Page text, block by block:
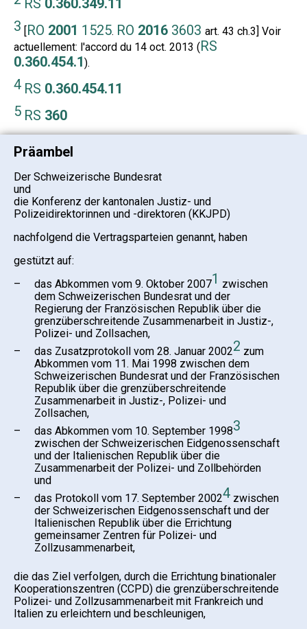
RS 0.360.349.11
3 [RO 2001 1525. RO 2016 3603 art. 43 ch.3] Voir
actuellement: l'accord du 14 oct. 2013 (RS
0.360.454.1).
4 RS 0.360.454.11
5 RS 360
Präambel
Der Schweizerische Bundesrat
und
die Konferenz der kantonalen Justiz- und
Polizeidirektorinnen und -direktoren (KKJPD)
nachfolgend die Vertragsparteien genannt, haben
gestützt auf:
–
das Abkommen vom 9. Oktober 20071 zwischen
dem Schweizerischen Bundesrat und der
Regierung der Französischen Republik über die
grenzüberschreitende Zusammenarbeit in Justiz-,
Polizei- und Zollsachen,
–
das Zusatzprotokoll vom 28. Januar 20022 zum
Abkommen vom 11. Mai 1998 zwischen dem
Schweizerischen Bundesrat und der Französischen
Republik über die grenzüberschreitende
Zusammenarbeit in Justiz-, Polizei- und
Zollsachen,
–
das Abkommen vom 10. September 19983
zwischen der Schweizerischen Eidgenossenschaft
und der Italienischen Republik über die
Zusammenarbeit der Polizei- und Zollbehörden
und
–
das Protokoll vom 17. September 20024 zwischen
der Schweizerischen Eidgenossenschaft und der
Italienischen Republik über die Errichtung
gemeinsamer Zentren für Polizei- und
Zollzusammenarbeit,
die das Ziel verfolgen, durch die Errichtung binationaler
Kooperationszentren (CCPD) die grenzüberschreitende
Polizei- und Zollzusammenarbeit mit Frankreich und
Italien zu erleichtern und beschleunigen,